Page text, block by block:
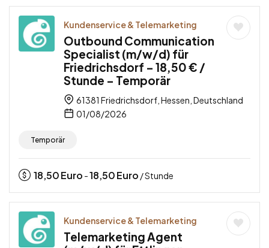
Kundenservice & Telemarketing
Outbound Communication
Specialist (m/w/d) für
Friedrichsdorf – 18,50 € /
Stunde – Temporär
61381 Friedrichsdorf, Hessen, Deutschland
01/08/2026
Temporär
18,50Euro -18,50Euro / Stunde
Kundenservice & Telemarketing
Telemarketing Agent